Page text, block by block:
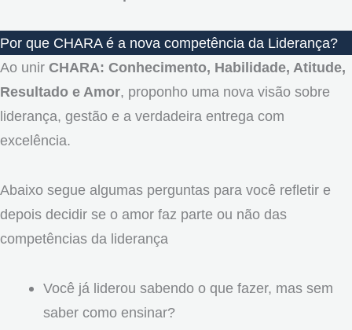
Por que CHARA é a nova competência da Liderança?
Ao unir CHARA: Conhecimento, Habilidade, Atitude,
Resultado e Amor, proponho uma nova visão sobre
liderança, gestão e a verdadeira entrega com
excelência.
Abaixo segue algumas perguntas para você refletir e
depois decidir se o amor faz parte ou não das
competências da liderança
Você já liderou sabendo o que fazer, mas sem
saber como ensinar?